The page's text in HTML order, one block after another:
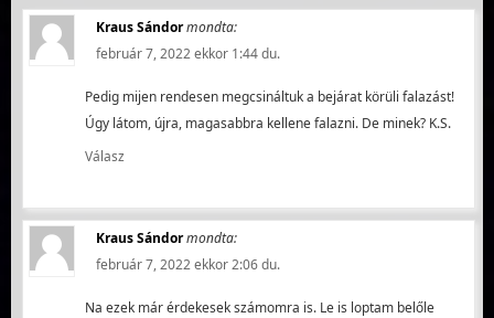
Kraus Sándormondta:
február 7, 2022 ekkor 1:44 du.
Pedig mijen rendesen megcsináltuk a bejárat körüli falazást!
Úgy látom, újra, magasabbra kellene falazni. De minek? K.S.
Válasz
Kraus Sándormondta:
február 7, 2022 ekkor 2:06 du.
Na ezek már érdekesek számomra is. Le is loptam belőle